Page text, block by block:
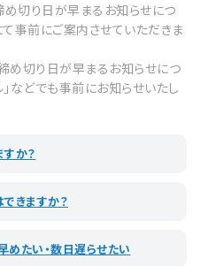
切り日が早まるお知らせにつ
事前にご案内させていただきま
め切り日が早まるお知らせにつ
などでも事前にお知らせいたし
か？
きますか？
たい・数日遅らせたい